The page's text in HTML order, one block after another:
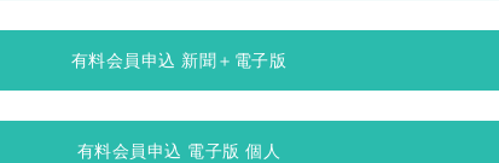
有料会員申込 新聞＋電子版
有料会員申込 電子版 個人